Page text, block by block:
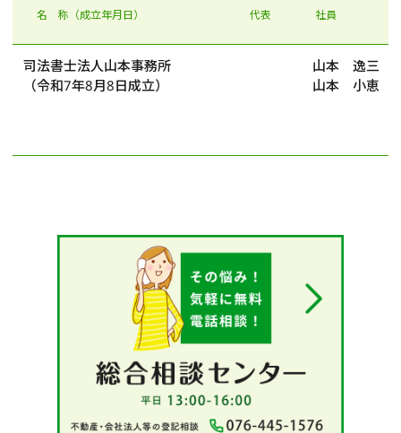
名 称（成立年月日） 代表 社員
司法書士法人山本事務所
（令和7年8月8日成立）
山本 逸三
山本 小恵